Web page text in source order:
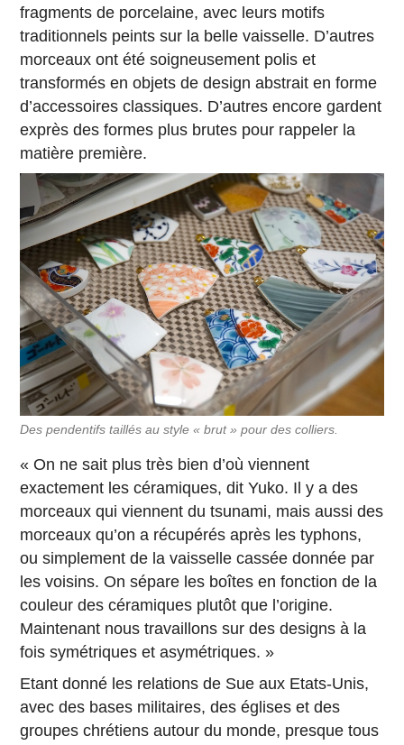
fragments de porcelaine, avec leurs motifs
traditionnels peints sur la belle vaisselle. D’autres
morceaux ont été soigneusement polis et
transformés en objets de design abstrait en forme
d’accessoires classiques. D’autres encore gardent
exprès des formes plus brutes pour rappeler la
matière première.
Des pendentifs taillés au style « brut » pour des colliers.
« On ne sait plus très bien d’où viennent
exactement les céramiques, dit Yuko. Il y a des
morceaux qui viennent du tsunami, mais aussi des
morceaux qu’on a récupérés après les typhons,
ou simplement de la vaisselle cassée donnée par
les voisins. On sépare les boîtes en fonction de la
couleur des céramiques plutôt que l’origine.
Maintenant nous travaillons sur des designs à la
fois symétriques et asymétriques. »
Etant donné les relations de Sue aux Etats-Unis,
avec des bases militaires, des églises et des
groupes chrétiens autour du monde, presque tous